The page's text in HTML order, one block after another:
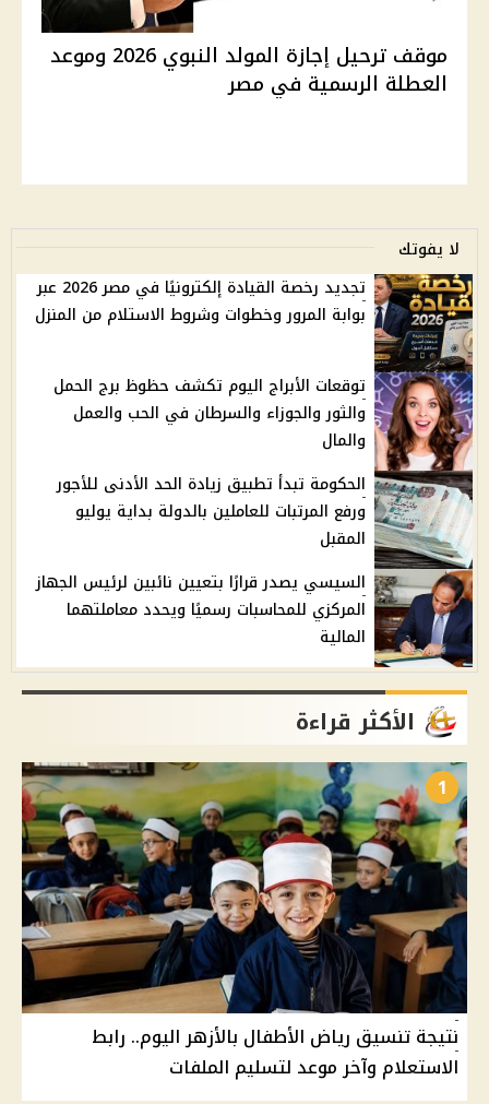
موقف ترحيل إجازة المولد النبوي 2026 وموعد
العطلة الرسمية في مصر
لا يفوتك
تجديد رخصة القيادة إلكترونيًا في مصر 2026 عبر
بوابة المرور وخطوات وشروط الاستلام من المنزل
توقعات الأبراج اليوم تكشف حظوظ برج الحمل
والثور والجوزاء والسرطان في الحب والعمل
والمال
الحكومة تبدأ تطبيق زيادة الحد الأدنى للأجور
ورفع المرتبات للعاملين بالدولة بداية يوليو
المقبل
السيسي يصدر قرارًا بتعيين نائبين لرئيس الجهاز
المركزي للمحاسبات رسميًا ويحدد معاملتهما
المالية
الأكثر قراءة
1
نتيجة تنسيق رياض الأطفال بالأزهر اليوم.. رابط
الاستعلام وآخر موعد لتسليم الملفات